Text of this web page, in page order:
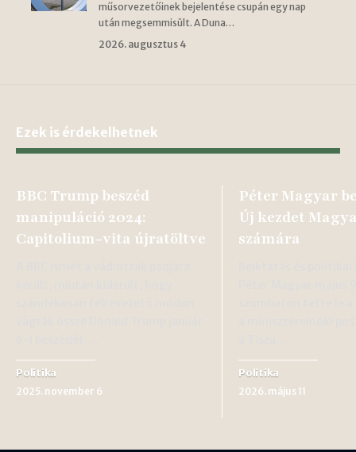
műsorvezetőinek bejelentése csupán egy nap
után megsemmisült. A Duna…
2026. augusztus 4
Ezek is érdekelhetnek
BBC Trump beszéd
manipuláció 2024:
Capitolium-vita újratöltve
Politika
2025. november 6
Péter Magyar
Új kezdet
számára
Politika
2026. május 11